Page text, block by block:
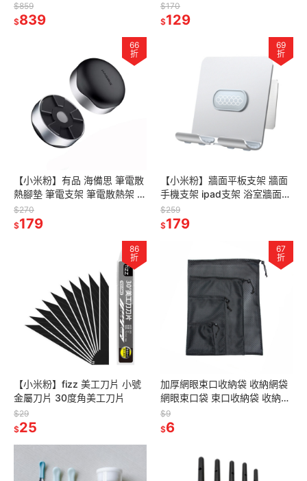
刀 尖嘴鉗 木鋸 開瓶刀 細線鉗
10種功能
$859
$839
眠眼罩
$170
$129
66
折
【小米粉】有品 海備思 筆電散
熱腳墊 筆電支架 筆電散熱架 筆
記型電腦散熱器 筆電散熱腳墊
可用於MacBook
$270
$179
69
折
【小米粉】牆面平板支架 牆面
手機支架 ipad支架 浴室牆面壁
掛式支架 浴室平板支架 免打孔
粘貼支架 牆面充電支架
$259
$179
86
折
【小米粉】fizz 美工刀片 小號
金屬刀片 30度角美工刀片
$29
$25
67
折
加厚網眼束口收納袋 收納網袋
網眼束口袋 束口收納袋 收納袋
旅行收納袋 網袋 網眼袋 束口袋
收納網袋
$9
$6